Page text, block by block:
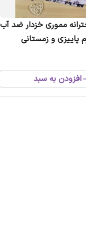
مموری خزدار ضد آب
پاییزی و زمستانی
افزودن به سبد